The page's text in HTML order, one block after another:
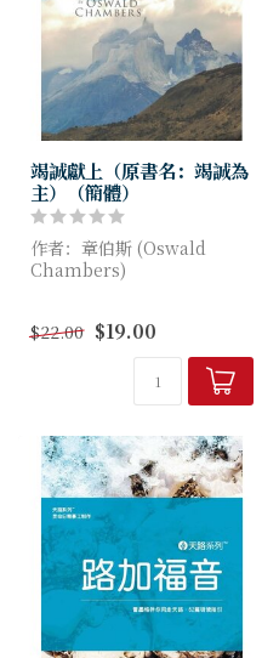
竭誠獻上（原書名：竭誠為
主）（簡體）
作者：章伯斯 (Oswald
Chambers)
其逝世後，他太太把記錄她講
道信息筆記加以整理修訂，結
集成三十多本書籍。竭誠為
$22.00 $19.00